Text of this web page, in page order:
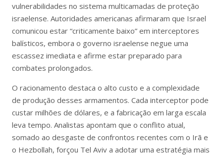
vulnerabilidades no sistema multicamadas de proteção
israelense. Autoridades americanas afirmaram que Israel
comunicou estar “criticamente baixo” em interceptores
balísticos, embora o governo israelense negue uma
escassez imediata e afirme estar preparado para
combates prolongados.
O racionamento destaca o alto custo e a complexidade
de produção desses armamentos. Cada interceptor pode
custar milhões de dólares, e a fabricação em larga escala
leva tempo. Analistas apontam que o conflito atual,
somado ao desgaste de confrontos recentes com o Irã e
o Hezbollah, forçou Tel Aviv a adotar uma estratégia mais